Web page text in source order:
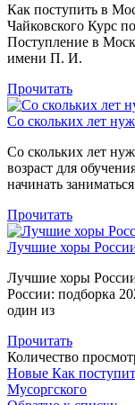
Как поступить в
Чайковского Курс
Поступление в
имени П. И.
Прочитать
Со скольких лет
Со скольких лет
возраст для
начинать
Прочитать
Лучшие хоры
Лучшие хоры
России: подборка
один из
Прочитать
Количество
Новые Как
Мусоргского